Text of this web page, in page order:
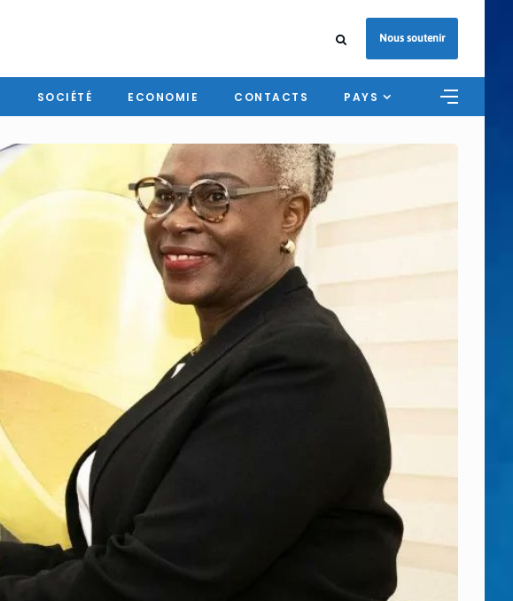
Nous soutenir
SOCIÉTÉ ECONOMIE CONTACTS PAYS